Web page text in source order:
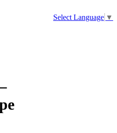
Select Language ▼